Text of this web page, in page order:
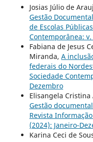
Josias Júlio de
Gestão
de Escolas Públicas
Contemporânea:
Fabiana de Jesus
Miranda, A
federais do
Sociedade
Dezembro
Elisangela Cristina
Gestão
Revista
(2024): Janeiro-
Karina Ceci de